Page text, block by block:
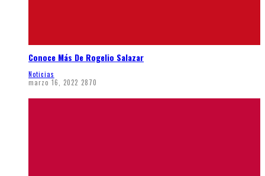
Conoce Más De Rogelio Salazar
Noticias
marzo 16, 2022 2870